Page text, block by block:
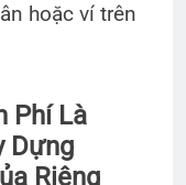
hoặc ví trên
Phí Là
Dựng
Riêng